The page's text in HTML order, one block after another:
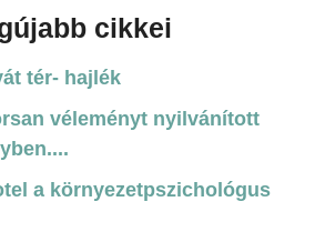
cikkei
tér- hajlék
véleményt nyilvánított
a környezetpszichológus